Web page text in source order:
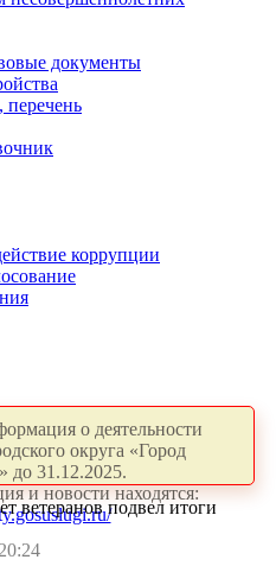
документы
коррупции
о деятельности
округа «Город
до 31.12.2025.
и новости находятся:
ветеранов подвел итоги